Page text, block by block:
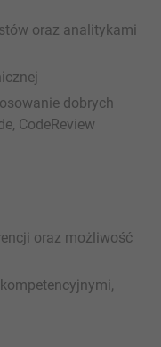
oraz analitykami
dobrych
CodeReview
oraz możliwość